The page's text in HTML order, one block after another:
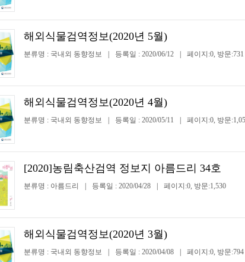
해외식물검역정보(2020년 5월)
분류명 : 국내외 동향정보 등록일 : 2020/06/12 페이지:0, 방문:731
해외식물검역정보(2020년 4월)
분류명 : 국내외 동향정보 등록일 : 2020/05/11 페이지:0, 방문
[2020]농림축산검역 정보지 아름드리 34호
분류명 : 아름드리 등록일 : 2020/04/28 페이지:0, 방문:1,530
해외식물검역정보(2020년 3월)
분류명 : 국내외 동향정보 등록일 : 2020/04/08 페이지:0, 방문:794